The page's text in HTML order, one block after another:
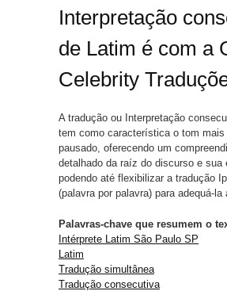
Interpretação
de Latim é com a
Celebrity
A tradução ou Interpretação
tem como característica o tom mais
pausado, oferecendo um
detalhado da raíz do discurso e sua
podendo até flexibilizar a tradução
(palavra por palavra) para adequá-la
Palavras-chave que resumem o
Intérprete Latim São Paulo SP
Latim
Tradução simultânea
Tradução consecutiva